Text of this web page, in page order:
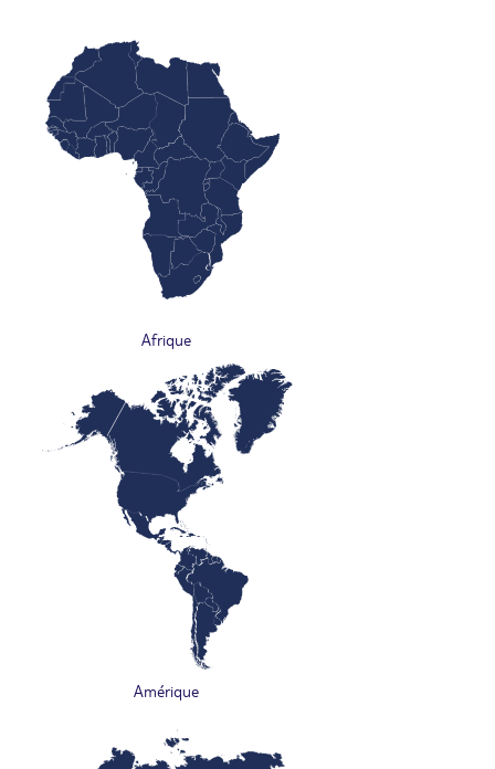
Afrique
Amérique